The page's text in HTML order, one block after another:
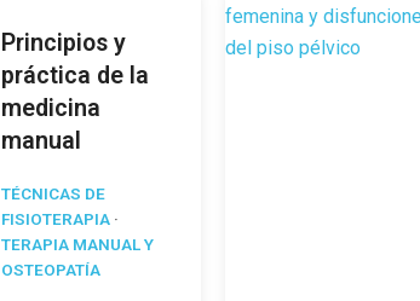
Principios y
práctica de la
medicina
manual
TÉCNICAS DE
FISIOTERAPIA ·
TERAPIA MANUAL Y
OSTEOPATÍA